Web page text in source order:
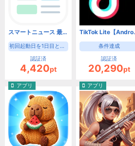
スマートニュース 最新ニュースや天気・天気予報、クーポンも（初回起動日を1日目として8日目の起動）【Android】
初回起動日を1日目として8日目の起動
認証済
4,420pt
条件達成
認証済
20,290pt
アプリ アプリ